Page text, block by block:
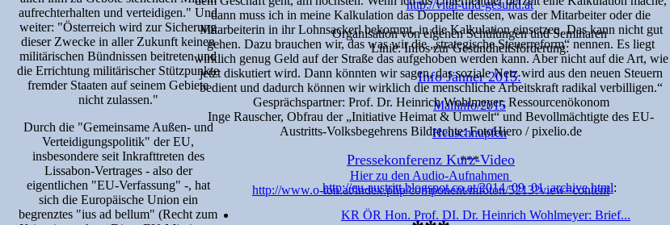
dann muss ich in meine Kalkulation das Doppelte dessen, was der Mitarbeiter oder die
Mitarbeiterin in ihr Lohnsackerl bekommt, in die Kalkulation einsetzen. Das kann nicht gut
gehen. Dazu brauchen wir, das was wir die „strategische Steuerreform“ nennen. Es liegt
wirklich genug Geld auf der Straße das aufgehoben werden kann. Aber nicht auf die Art, wie
jetzt diskutiert wird. Dann könnten wir sagen, das soziale Netz wird aus den neuen Steuern
bedient und dadurch können wir wirklich die menschliche Arbeitskraft radikal verbilligen.“
Gesprächspartner: Prof. Dr. Heinrich Wohlmeyer, Ressourcenökonom
Inge Rauscher, Obfrau der „Initiative Heimat & Umwelt“ und Bevollmächtigte des EU-
Austritts-Volksbegehrens Bildrechte: FotoHiero / pixelio.de
Pressekonferenz Kurz-Video
Hier zu den Audio-Aufnahmen
http://www.o-ton.at/index.php/component/mfoton/5213?view=content
aufrechterhalten und verteidigen." Und
weiter: "Österreich wird zur Sicherung
dieser Zwecke in aller Zukunft keinen
militärischen Bündnissen beitreten und
die Errichtung militärischer Stützpunkte
fremder Staaten auf seinem Gebiete
nicht zulassen."
Durch die "Gemeinsame Außen- und
Verteidigungspolitik" der EU,
insbesondere seit Inkrafttreten des
Lissabon-Vertrages - also der
eigentlichen "EU-Verfassung" -, hat
sich die Europäische Union ein
begrenztes "ius ad bellum" (Recht zum
http://vital-und-gesund.at
Organisation von eigenen Schulungen und Seminaren
Linie: Infos zur Gesundheitsförderung:
Info Jänner 2015:
Mailinfo/2015
Heuschnupfen
***
http://eu-austritt.blogspot.co.at/2014_09_01_archive.html:
KR ÖR Hon. Prof. DI. Dr. Heinrich Wohlmeyer: Brief...